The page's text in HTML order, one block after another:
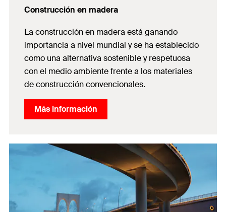
Construcción en madera
La construcción en madera está ganando
importancia a nivel mundial y se ha establecido
como una alternativa sostenible y respetuosa
con el medio ambiente frente a los materiales
de construcción convencionales.
Más información